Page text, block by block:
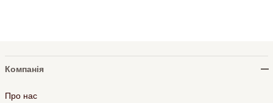
Компанія
Про нас